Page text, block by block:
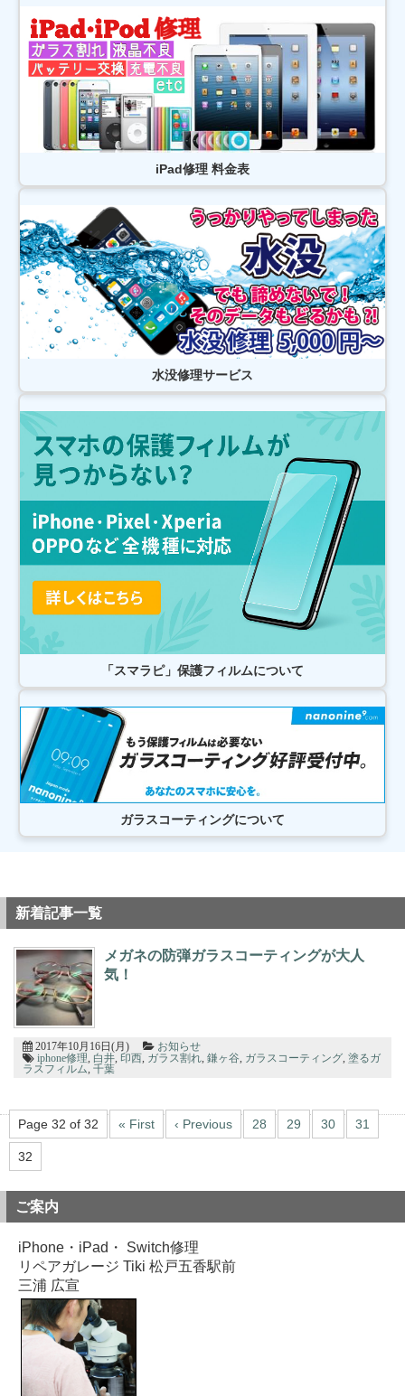
ました！ありがとうございました！
2026/07/29
松戸市よりお越しのお客様のiPhone12ProMaxの充電不良修理をさせて頂き
ました！ありがとうございました！
2026/07/28
松戸市よりお越しのお客様のiPhone11Proのバッテリー交換をさせて頂きま
した！ありがとうございました！
2026/07/28
松戸市よりお越しのお客様のSwitchの液晶交換をさせて頂きました！あり
2026/07/28
ありがとうございました！
2026/07/27
松戸市よりお越しのお客様のSwitchの基板修理をさせて頂きました！あり
がとうございました！
2026/07/26
松戸市よりお越しのお客様のiPhone12Proの基板修理をさせて頂きました！
ありがとうございました！
2026/07/26
柏市よりお越しのお客様のiPhone12ProMaxの液晶交換をさせて頂きまし
た！ありがとうございました！
松戸市よりお越しのお客様のAndroidのガラス交換をさせて頂きました！あ
りがとうございました！
2026/07/25
松戸市よりお越しのお客様のSwitchのガラス交換をさせて頂きました！あ
りがとうございました！
2026/07/25
松戸市よりお越しのお客様のiPhone11の液晶交換をさせて頂きました！あ
りがとうございました！
2026/07/24
松戸市よりお越しのお客様のAndroidの液晶交換をさせて頂きました！あり
がとうございました！
2026/07/23
松戸市よりお越しのお客様のiPhone14ProMaxのバッテリー交換をさせて頂
きました！ありがとうございました！
2026/07/23
柏市よりお越しのお客様のiPhone12ProMaxのガラス交換をさせて頂きまし
た！ありがとうございました！
2026/07/22
柏市よりお越しのお客様のiPhone14Proのバッテリー交換をさせて頂きまし
た！ありがとうございました！
2026/07/21
松戸市よりお越しのお客様のiPhone13の液晶交換をさせて頂きました！あ
りがとうございました！
2026/07/21
松戸市よりお越しのお客様のiPhone12の液晶交換をさせて頂きました！あ
りがとうございました！
2026/07/21
柏市よりお越しのお客様のiPhone12ProMaxのバックカメラ交換をさせて頂
きました！ありがとうございました！
松戸市よりお越しのお客様のiPhoneXの基板修理をさせて頂きました！あり
ありがとうございました！
2026/07/19
ありがとうございました！
2026/07/19
松戸市よりお越しのお客様のiPhone11のバッテリー交換をさせて頂きまし
た！ありがとうございました！
2026/07/19
松戸市よりお越しのお客様のiPhoneSE3の液晶交換をさせて頂きました！
ありがとうございました！
2026/07/18
松戸市よりお越しのお客様のiPhone14のバッテリー交換をさせて頂きまし
松戸市よりお越しのお客様のiPhone11のガラス交換をさせて頂きました！
ありがとうございました！
2026/07/16
松戸市よりお越しのお客様のiPhone14のガラス交換をさせて頂きました！
2026/07/16
松戸市よりお越しのお客様のiPhone12の液晶交換をさせて頂きました！あ
りがとうございました！
2026/07/16
松戸市よりお越しのお客様のiPhone11の液晶交換をさせて頂きました！あ
りがとうございました！
2026/07/15
松戸市よりお越しのお客様のiPhone12のナノナインガラスコーティングを
させて頂きました！ありがとうございました！
2026/07/15
松戸市よりお越しのお客様のiPhone14Proの液晶交換をさせて頂きました！
ありがとうございました！
2026/07/15
iPad修理 料金表
水没修理サービス
「スマラピ」保護フィルムについて
ガラスコーティングについて
新着記事一覧
メガネの防弾ガラスコーティングが大人
気！
2017年10月16日(月)
お知らせ
iphone修理
白井 印西 ガラス割れ 鎌ヶ谷 ガラスコーティング 塗るガ
ラスフィルム 千葉
Page 32 of 32 « First ‹ Previous 28 29 30 31
32
ご案内
iPhone・iPad・ Switch修理
リペアガレージ Tiki 松戸五香駅前
三浦 広宣